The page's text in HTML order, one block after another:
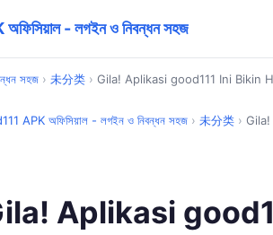
- লগইন ও নিবন্ধন সহজ
সহজ › 未分类 › Gila! Aplikasi good111 Ini Bikin
APK অফিসিয়াল - লগইন ও নিবন্ধন সহজ › 未分类 ›
Aplikasi